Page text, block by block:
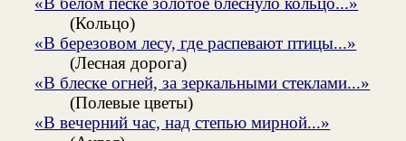
(Кольцо)
«В березовом лесу, где распевают птицы...»
(Лесная дорога)
«В блеске огней, за зеркальными стеклами...»
(Полевые цветы)
«В вечерний час, над степью мирной...»